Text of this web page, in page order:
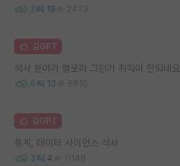
2 19 2479
김GPT
석사 분야가 별로라 그런가 취직이 안되네요
6 13 6610
김GPT
통계, 데이터 사이언스 석사
3 4 11148